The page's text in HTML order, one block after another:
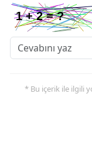
* Bu içerik ile ilgili